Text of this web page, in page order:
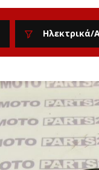
Ηλεκτρικά/